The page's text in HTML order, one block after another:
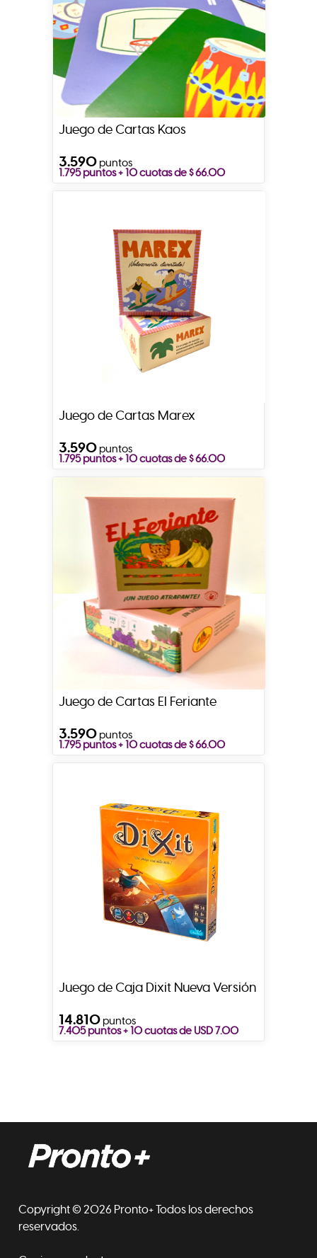
Juego de Cartas Kaos
3.590puntos
1.795 puntos + 10 cuotas de $ 66.00
Juego de Cartas Marex
3.590puntos
1.795 puntos + 10 cuotas de $ 66.00
Juego de Cartas El Feriante
3.590puntos
1.795 puntos + 10 cuotas de $ 66.00
Juego de Caja Dixit Nueva Versión
14.810puntos
7.405 puntos + 10 cuotas de USD 7.00
Copyright © 2026 Pronto+ Todos los derechos
reservados.